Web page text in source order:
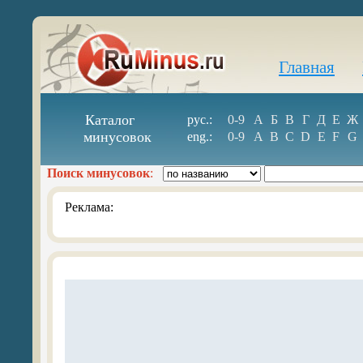
Главная
Каталог
минусовок
рус.: 0-9 А Б В Г Д Е Ж
eng.:
0-9 A B C D E F G
Поиск минусовок:
Реклама: